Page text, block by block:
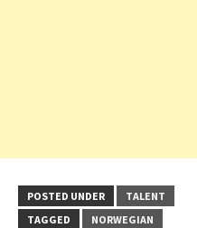
POSTED UNDER
TALENT
TAGGED
NORWEGIAN